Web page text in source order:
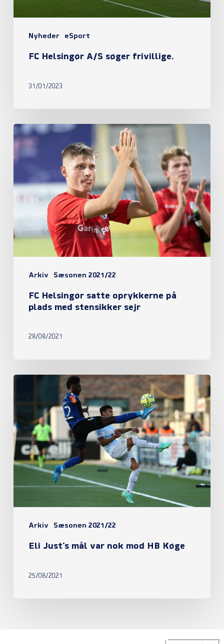
Nyheder eSport
FC Helsingør A/S søger frivillige.
31/01/2023
Arkiv Sæsonen 2021/22
FC
Helsingør
satte
oprykkerne
på
med
stensikker
FC Helsingør satte oprykkerne på
plads med stensikker sejr
28/08/2021
Arkiv Sæsonen 2021/22
var
nok
mod
Eli Just’s mål var nok mod HB Køge
25/08/2021